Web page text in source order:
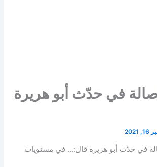
في حدّث أبو هريرة
في حدّث أبو هريرة قال:… في مستويات